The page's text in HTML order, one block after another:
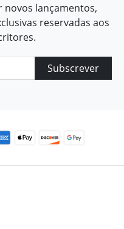
novos lançamentos,
reservadas aos
Subscrever